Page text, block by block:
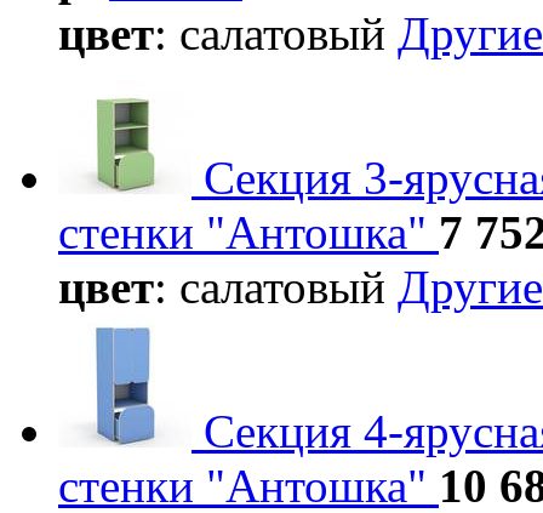
цвет: салатовый
Секция 3-
стенки "Антошка" 7
цвет: салатовый
Секция 4-
стенки "Антошка" 10